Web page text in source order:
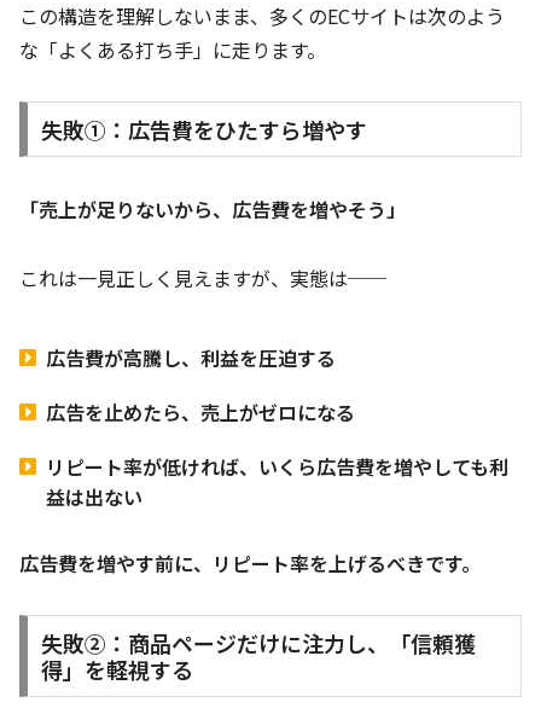
この構造を理解しないまま、多くのECサイトは次のよう
な「よくある打ち手」に走ります。
失敗①：広告費をひたすら増やす
「売上が足りないから、広告費を増やそう」
これは一見正しく見えますが、実態は──
広告費が高騰し、利益を圧迫する
広告を止めたら、売上がゼロになる
リピート率が低ければ、いくら広告費を増やしても利
益は出ない
広告費を増やす前に、リピート率を上げるべきです。
失敗②：商品ページだけに注力し、「信頼獲
得」を軽視する